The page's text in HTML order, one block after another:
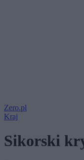
Zero.pl
Kraj
Sikorski